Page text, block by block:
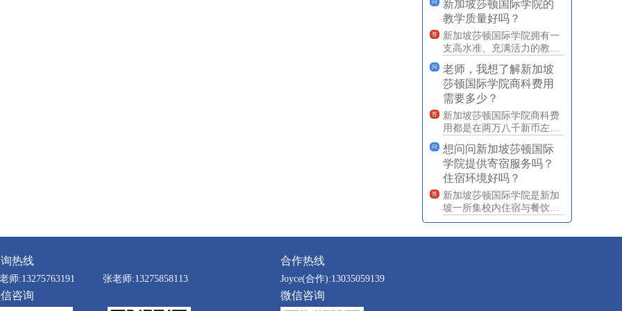
的正规教育（高二以上）
问
新加坡莎顿国际学院的
教学质量好吗？
答
新加坡莎顿国际学院拥有一
支高水准、充满活力的教职
工队伍，同时，本校的课程
质量由英国斯坦福德郡立大
学把
问
老师，我想了解新加坡
莎顿国际学院商科费用
需要多少？
答
新加坡莎顿国际学院商科费
用都是在两万八千新币左
右。
问
想问问新加坡莎顿国际
学院提供寄宿服务吗？
住宿环境好吗？
答
新加坡莎顿国际学院是新加
坡一所集校内住宿与餐饮为
一体的寄宿制中学。莎顿宿
热线
师:13275763191 张老师:13275858113
咨询
合作热线
Joyce(合作):13035059139
微信咨询